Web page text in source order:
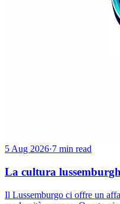
5 Aug 2026·7 min read
La cultura
Il Lussemburgo ci offre un